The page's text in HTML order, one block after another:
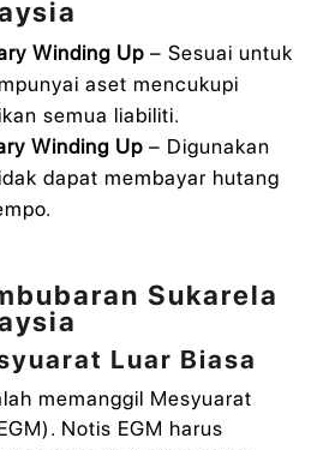
Winding Up– Sesuai untuk
aset mencukupi
semua liabiliti.
Winding Up– Digunakan
dapat membayar hutang
Sukarela
Luar Biasa
memanggil Mesyuarat
Notis EGM harus